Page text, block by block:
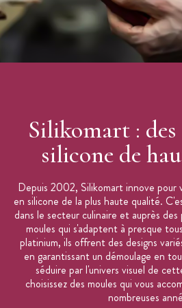
Collection : Naturae
Marque :Silikomart
Silikomart :
silicone de
Depuis 2002, Silikomart innove pour
en silicone de la plus haute qualité.
dans le secteur culinaire et auprès des
moules qui s'adaptent à presque
platinium, ils offrent des designs
en garantissant un démoulage en
séduire par l'univers visuel de
choisissez des moules qui vous
nombreuses